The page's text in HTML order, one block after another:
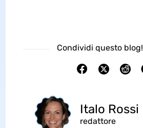
Condividi questo blog!
Italo Rossi
redattore